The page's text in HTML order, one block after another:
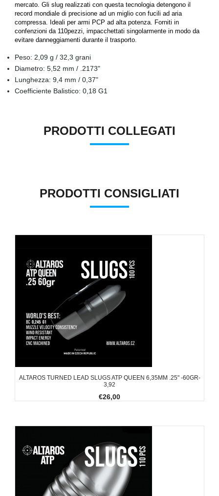
mercato. Gli slug realizzati con questa tecnologia detengono il
record mondiale di precisione ad un miglio con fucili ad aria
compressa. Ideali per armi PCP ad alta potenza. Forniti in
confenzioni da 110pezzi, impacchettati singolarmente in modo da
evitare danneggiamenti durante il trasporto.
Peso: 2,09 g / 32,3 grani
Diametro: 5,52 mm / .2173"
Lunghezza: 9,4 mm / 0,37"
Coefficiente Balistico: 0,18 G1
PRODOTTI COLLEGATI
PRODOTTI CONSIGLIATI
ALTAROS TURNED LEAD SLUGS ATP QUEEN 6,35MM .25" -60GR-
3,92
€26,00